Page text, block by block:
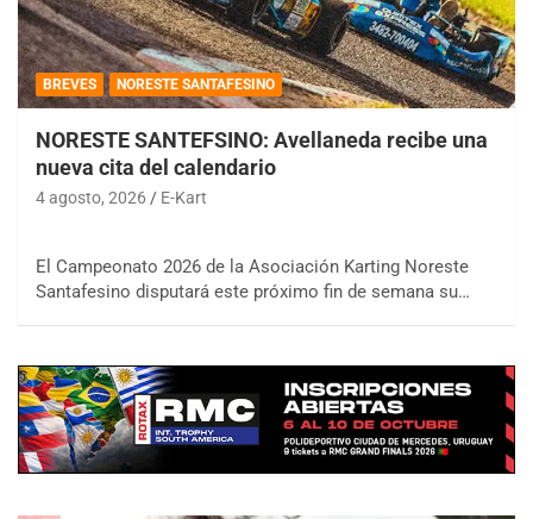
BREVES NORESTE SANTAFESINO
NORESTE SANTEFSINO: Avellaneda recibe una
nueva cita del calendario
4 agosto, 2026 E-Kart
El Campeonato 2026 de la Asociación Karting Noreste
Santafesino disputará este próximo fin de semana su…